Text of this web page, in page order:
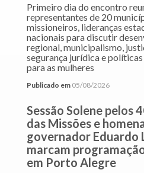
Primeiro dia do encontro
representantes de 20
missioneiros, lideranças
nacionais para discutir
regional, municipalismo,
segurança jurídica e
para as mulheres
Publicado em 05/08/2026
Sessão Solene pelos
das Missões e
governador Eduardo
marcam
em Porto Alegre